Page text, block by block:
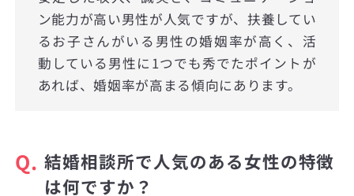
ン能力が高い男性が人気ですが、扶養してい
るお子さんがいる男性の婚姻率が高く、活
動している男性に1つでも秀でたポイントが
あれば、婚姻率が高まる傾向にあります。
Q. 結婚相談所で人気のある女性の特徴
は何ですか？